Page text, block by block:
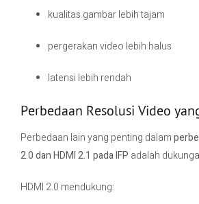
kualitas gambar lebih tajam
pergerakan video lebih halus
latensi lebih rendah
Perbedaan Resolusi Video
Perbedaan lain yang penting dalam
2.0 dan HDMI 2.1 pada IFP adalah
HDMI 2.0 mendukung: